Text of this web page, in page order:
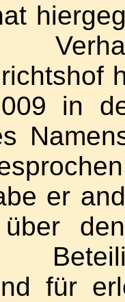
in
er
für